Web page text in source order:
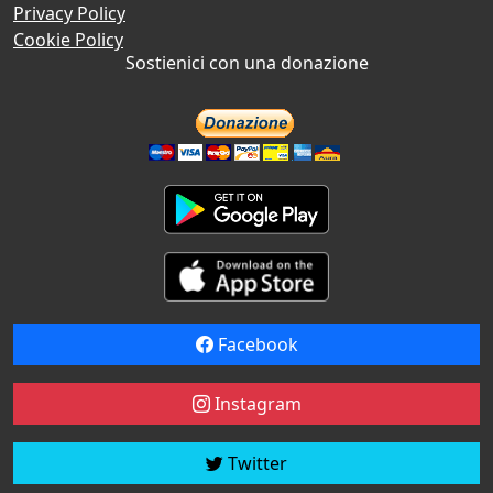
Privacy Policy
Cookie Policy
Sostienici con una donazione
Facebook
Instagram
Twitter